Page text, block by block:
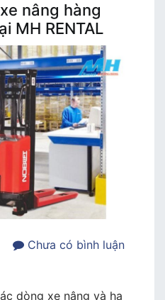
nâng hàng
MH RENTAL
Chưa có bình luận
dòng xe nâng và hạ